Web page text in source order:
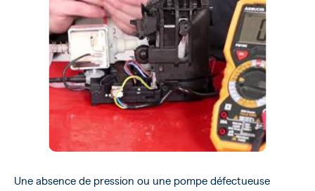
Une absence de pression ou une pompe défectueuse